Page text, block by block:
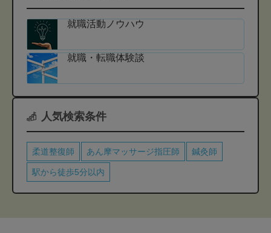
就職活動ノウハウ
就職・転職体験談
人気検索条件
柔道整復師 あん摩マッサージ指圧師 鍼灸師
駅から徒歩5分以内